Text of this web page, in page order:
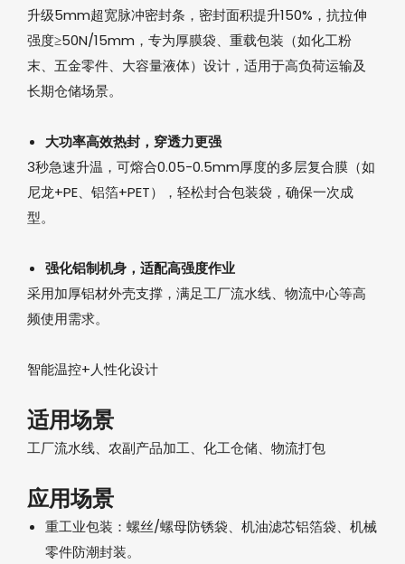
升级‌5mm超宽脉冲密封条‌，密封面积提升150%，抗拉伸
强度‌≥50N/15mm‌，专为‌厚膜袋、重载包装‌（如化工粉
末、五金零件、大容量液体）设计，适用于高负荷运输及
长期仓储场景。
大功率高效热封，穿透力更强‌
3秒急速升温，可熔合‌0.05-0.5mm厚度的多层复合膜‌（如
尼龙+PE、铝箔+PET），轻松封合包装袋，确保一次成
型。
强化铝制机身，适配高强度作业‌
采用‌加厚铝材外壳支撑，满足工厂流水线、物流中心等高
频使用需求。
智能温控+人性化设计‌
适用场景
工厂流水线、农副产品加工、化工仓储、物流打包
应用场景‌
重工业包装‌：螺丝/螺母防锈袋、机油滤芯铝箔袋、机械
零件防潮封装。